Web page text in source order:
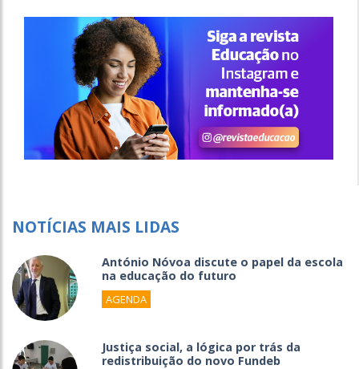
NOTÍCIAS MAIS LIDAS
António Nóvoa discute o papel da escola
na educação do futuro
AGENDA
Justiça social, a lógica por trás da
redistribuição do novo Fundeb